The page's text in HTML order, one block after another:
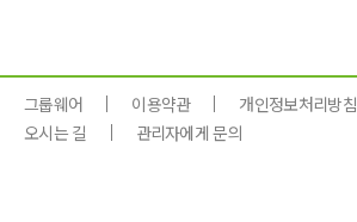
그룹웨어 이용약관
개인정보처리방침
오시는 길
관리자에게 문의